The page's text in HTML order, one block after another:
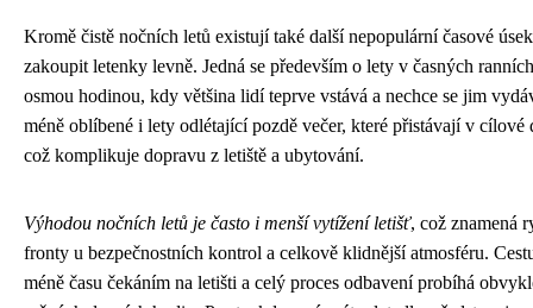
Kromě čistě nočních letů existují také další nepopulární časové
zakoupit letenky levně. Jedná se především o lety v časných
osmou hodinou, kdy většina lidí teprve vstává a nechce se jim
méně oblíbené i lety odlétající pozdě večer, které přistávají v
což komplikuje dopravu z letiště a ubytování.
Výhodou nočních letů je často i menší vytížení letišť, což znamená
fronty u bezpečnostních kontrol a celkově klidnější atmosféru.
méně času čekáním na letišti a celý proces odbavení probíhá